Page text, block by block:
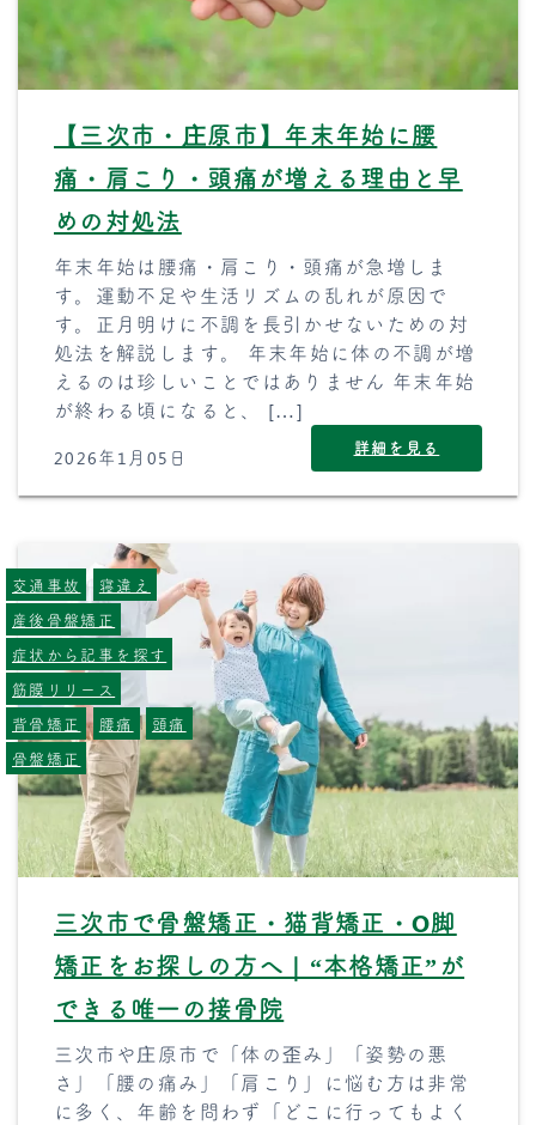
【三次市・庄原市】年末年始に腰
痛・肩こり・頭痛が増える理由と早
めの対処法
年末年始は腰痛・肩こり・頭痛が急増しま
す。運動不足や生活リズムの乱れが原因で
す。正月明けに不調を長引かせないための対
処法を解説します。 年末年始に体の不調が増
えるのは珍しいことではありません 年末年始
が終わる頃になると、 […]
2026年1月05日 詳細を見る
三次市で骨盤矯正・猫背矯正・O脚
矯正をお探しの方へ｜“本格矯正”が
できる唯一の接骨院
三次市や庄原市で「体の歪み」「姿勢の悪
さ」「腰の痛み」「肩こり」に悩む方は非常
に多く、年齢を問わず「どこに行ってもよく
交通事故
寝違え
産後骨盤矯正
症状から記事を探す
筋膜リリース
背骨矯正
腰痛
頭痛
骨盤矯正